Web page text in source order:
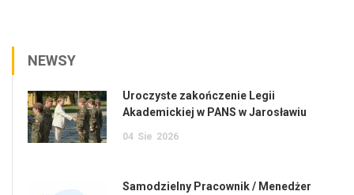
NEWSY
Uroczyste zakończenie Legii
Akademickiej w PANS w Jarosławiu
04 Sie 2026
Samodzielny Pracownik / Menedżer